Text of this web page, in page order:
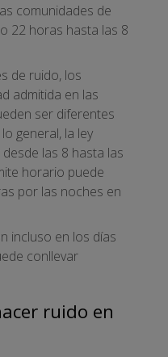
comunidades de
22 horas hasta las 8
de ruido, los
admitida en las
ser diferentes
general, la ley
las 8 hasta las
horario puede
por las noches en
incluso en los días
conllevar
ruido en